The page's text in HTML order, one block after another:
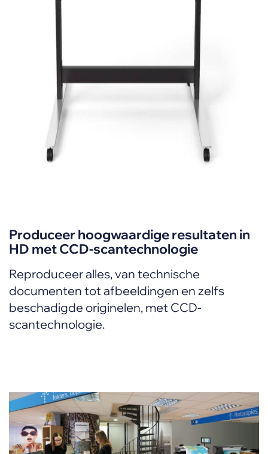
Produceer hoogwaardige resultaten in
HD met CCD-scantechnologie
Reproduceer alles, van technische
documenten tot afbeeldingen en zelfs
beschadigde originelen, met CCD-
scantechnologie.